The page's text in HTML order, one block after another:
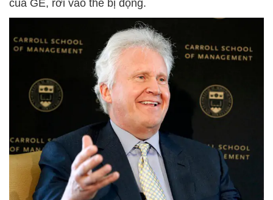
của GE, rơi vào thế bị động.